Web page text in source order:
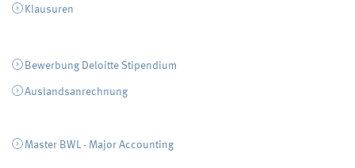
Klausuren
Bewerbung Deloitte Stipendium
Auslandsanrechnung
Master BWL - Major Accounting